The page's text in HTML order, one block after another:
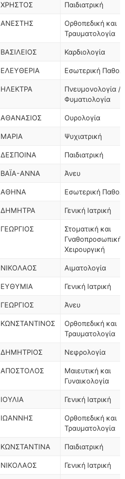
ΧΡΗΣΤΟΣ Παιδιατρική
ΑΝΕΣΤΗΣ
Ορθοπεδική και
Τραυματολογία
ΒΑΣΙΛΕΙΟΣ Καρδιολογία
ΕΛΕΥΘΕΡΙΑ Εσωτερική
ΗΛΕΚΤΡΑ
Πνευμονολογία /
Φυματιολογία
ΑΘΑΝΑΣΙΟΣ Ουρολογία
ΜΑΡΙΑ Ψυχιατρική
ΔΕΣΠΟΙΝΑ Παιδιατρική
ΒΑΪΑ-ΑΝΝΑ Άνευ
ΑΘΗΝΑ Εσωτερική
ΔΗΜΗΤΡΑ Γενική Ιατρική
ΓΕΩΡΓΙΟΣ
Στοματική και
Γναθοπροσωπική
Χειρουργική
ΝΙΚΟΛΑΟΣ Αιματολογία
ΕΥΘΥΜΙΑ Γενική Ιατρική
ΓΕΩΡΓΙΟΣ Άνευ
ΚΩΝΣΤΑΝΤΙΝΟΣ
Ορθοπεδική και
Τραυματολογία
ΔΗΜΗΤΡΙΟΣ Νεφρολογία
ΑΠΟΣΤΟΛΟΣ
Μαιευτική και
Γυναικολογία
ΙΟΥΛΙΑ Γενική Ιατρική
ΙΩΑΝΝΗΣ
Ορθοπεδική και
Τραυματολογία
ΚΩΝΣΤΑΝΤΙΝΑ Παιδιατρική
ΝΙΚΟΛΑΟΣ Γενική Ιατρική